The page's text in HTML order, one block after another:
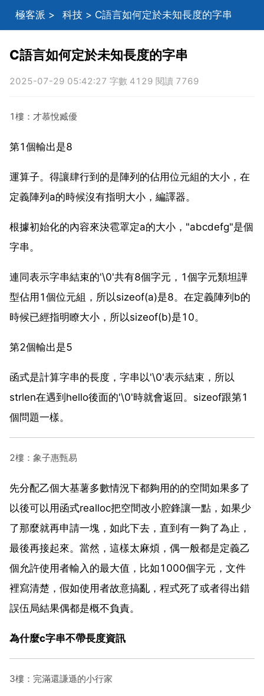
極客派 > 科技 > C語言如何定於未知長度的字串
C語言如何定於未知長度的字串
2025-07-29 05:42:27 字數 4129 閱讀 7769
1樓：才慕悅臧優
第1個輸出是8
運算子。得讓肆行到的是陣列的佔用位元組的大小，在
定義陣列a的時候沒有指明大小，編譯器。
根據初始化的內容來決雹罩定a的大小，"abcdefg"是個
字串。
連同表示字串結束的'\0'共有8個字元，1個字元類坦譁
型佔用1個位元組，所以sizeof(a)是8。在定義陣列b的
時候已經指明瞭大小，所以sizeof(b)是10。
第2個輸出是5
函式是計算字串的長度，字串以'\0'表示結束，所以
strlen在遇到hello後面的'\0'時就會返回。sizeof跟第1
個問題一樣。
2樓：象子惠甄易
先分配乙個大基薯多數情況下都夠用的的空間如果多了
以後可以用函式realloc把空間改小腔鋒讓一點，如果少
了那麼就再申請一塊，如此下去，直到有一夠了為止，
最後再接起來。當然，這樣太麻煩，偶一般都是定義乙
個允許使用者輸入的最大值，比如1000個字元，文件
裡寫清楚，假如使用者故意搞亂，程式死了或者得出錯
誤伍局結果偶都是概不負責。
為什麼c字串不帶長度資訊
3樓：完滿還謙遜的小行家